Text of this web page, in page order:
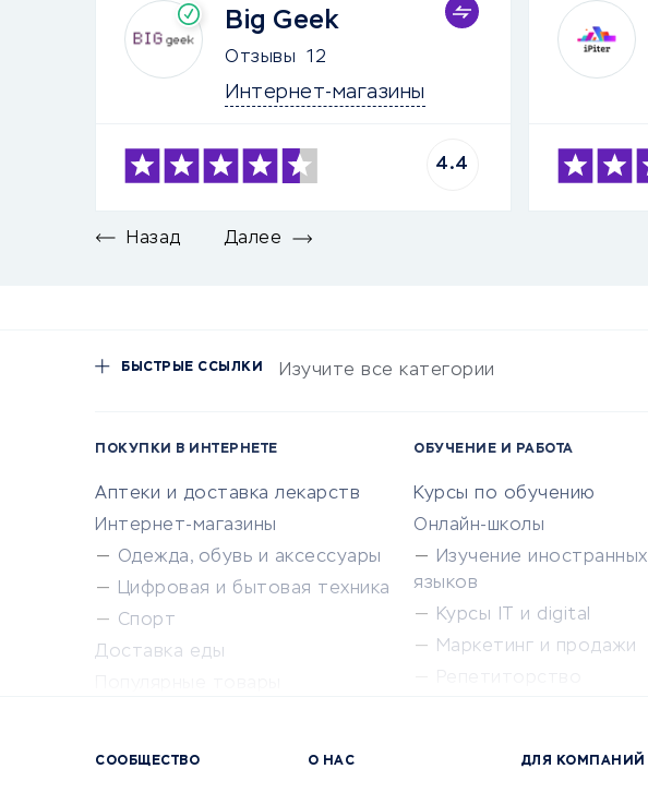
Big Geek
Отзывы 12
Интернет-магазины
4.4
Назад Далее
БЫСТРЫЕ ССЫЛКИ Изучите все категории
ПОКУПКИ В ИНТЕРНЕТЕ
Аптеки и доставка лекарств
Интернет-магазины
Одежда, обувь и аксессуары
Цифровая и бытовая техника
Спорт
Доставка еды
ОБУЧЕНИЕ И РАБОТА
Курсы по обучению
Онлайн-школы
Изучение иностранных
языков
Курсы IT и digital
Маркетинг и продажи
СООБЩЕСТВО О НАС ДЛЯ КОМПАНИЙ